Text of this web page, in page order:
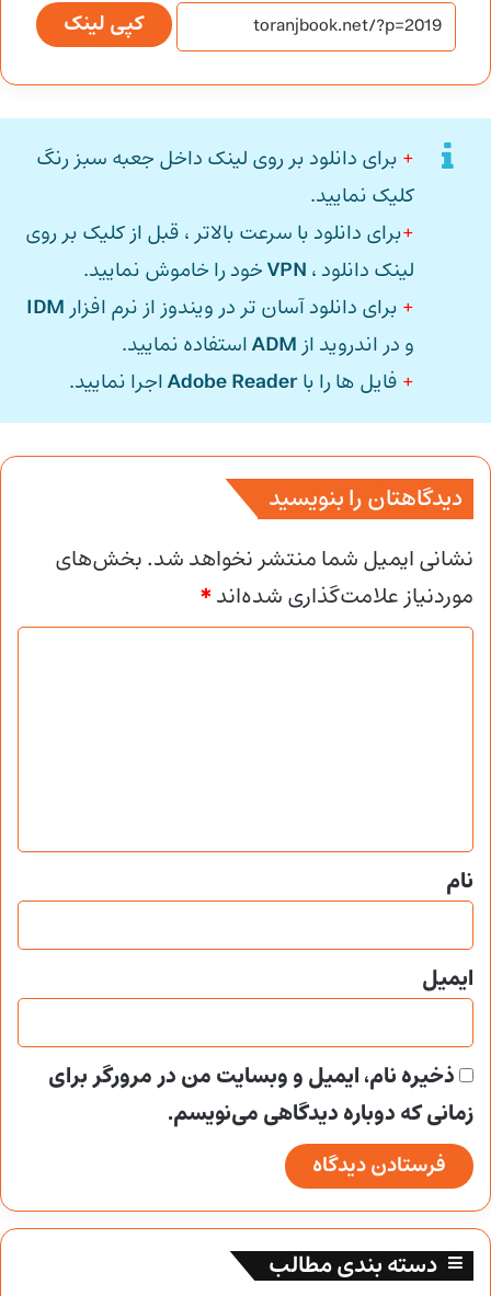
کپی لینک
+ برای دانلود بر روی لینک داخل جعبه سبز رنگ
کلیک نمایید.
+برای دانلود با سرعت بالاتر ، قبل از کلیک بر روی
لینک دانلود ، VPNخود را خاموش نمایید.
+ برای دانلود آسان تر در ویندوز از نرم افزار IDM
و در اندروید از ADMاستفاده نمایید.
+ فایل ها را باAdobe Readerاجرا نمایید.
دیدگاهتان را بنویسید
نشانی ایمیل شما منتشر نخواهد شد.بخش‌های
موردنیاز علامت‌گذاری شده‌اند*
د
*
نام
ایمیل
ذخیره نام، ایمیل و وبسایت من در مرورگر برای
زمانی که دوباره دیدگاهی می‌نویسم.
دسته بندی مطالب